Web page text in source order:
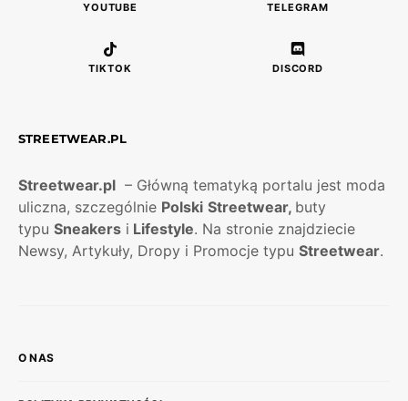
YOUTUBE TELEGRAM
TIKTOK DISCORD
STREETWEAR.PL
Streetwear.pl – Główną tematyką portalu jest moda
uliczna, szczególnie Polski Streetwear, buty
typu Sneakers i Lifestyle. Na stronie znajdziecie
Newsy, Artykuły, Dropy i Promocje typu Streetwear.
O NAS